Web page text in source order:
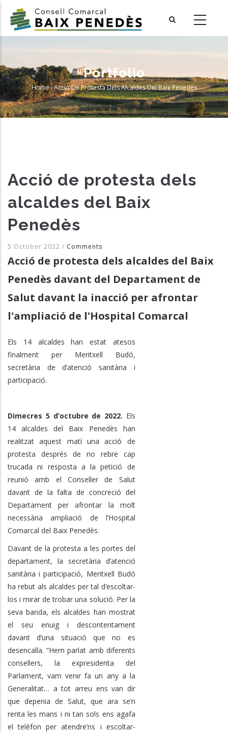
main
Portfolio
Breadcrumb
Home-Acció De Protesta Dels Alcaldes Del Baix Penedès
Acció de protesta dels
alcaldes del Baix
Penedès
5 October 2022 / Comments
Acció de protesta dels alcaldes del Baix
Penedès davant del Departament de
Salut davant la inacció per afrontar
l'ampliació de l'Hospital Comarcal
Els 14 alcaldes han estat atesos
finalment per Meritxell Budó,
secretària de d’atenció sanitària i
participació.
Dimecres 5 d’octubre de 2022. Els
14 alcaldes del Baix Penedès han
realitzat aquest matí una acció de
protesta després de no rebre cap
trucada ni resposta a la petició de
reunió amb el Conseller de Salut
davant de la falta de concreció del
Departament per afrontar la molt
necessària ampliació de l’Hospital
Comarcal del Baix Penedès.
Davant de la protesta a les portes del
departament, la secretària d’atenció
sanitària i participació, Meritxell Budó
ha rebut als alcaldes per tal d’escoltar-
los i mirar de trobar una solució. Per la
seva banda, els alcaldes han mostrat
el seu enuig i descontentament
davant d’una situació que no es
desencalla. “Hem parlat amb diferents
consellers, la expresidenta del
Parlament, vam venir fa un any a la
Generalitat… a tot arreu ens van dir
que depenia de Salut, que ara se’n
renta les mans i ni tan sols ens agafa
el telèfon per atendre’ns i escoltar-